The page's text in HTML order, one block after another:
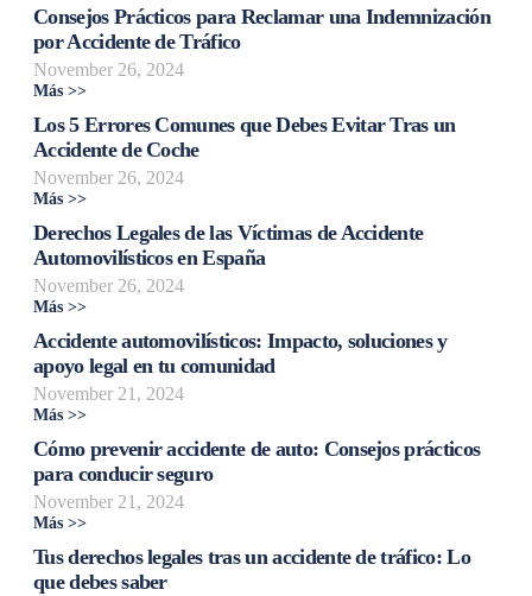
Consejos Prácticos para Reclamar una Indemnización
por Accidente de Tráfico
November 26, 2024
Más >>
Los 5 Errores Comunes que Debes Evitar Tras un
Accidente de Coche
November 26, 2024
Más >>
Derechos Legales de las Víctimas de Accidente
Automovilísticos en España
November 26, 2024
Más >>
Accidente automovilísticos: Impacto, soluciones y
apoyo legal en tu comunidad
November 21, 2024
Más >>
Cómo prevenir accidente de auto: Consejos prácticos
para conducir seguro
November 21, 2024
Más >>
Tus derechos legales tras un accidente de tráfico: Lo
que debes saber